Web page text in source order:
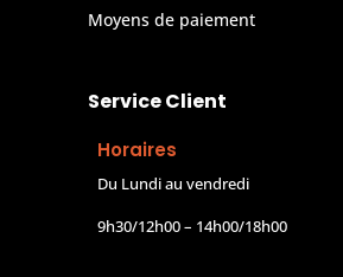
Moyens de paiement
Service Client
Horaires
Du Lundi au vendredi
9h30/12h00 – 14h00/18h00